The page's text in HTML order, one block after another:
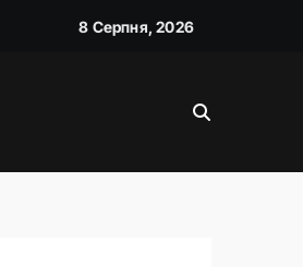
8 Серпня, 2026